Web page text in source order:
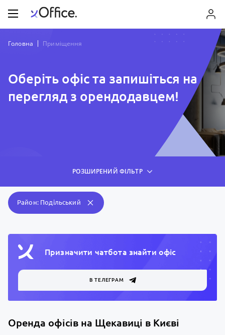
Головна Приміщення
Оберіть офіс та запишіться на
перегляд з орендодавцем!
РОЗШИРЕНИЙ ФІЛЬТР
Район: Подільський
Призначити чатбота знайти офiс
В ТЕЛЕГРАМ
Оренда офісів на Щекавиці в Києві